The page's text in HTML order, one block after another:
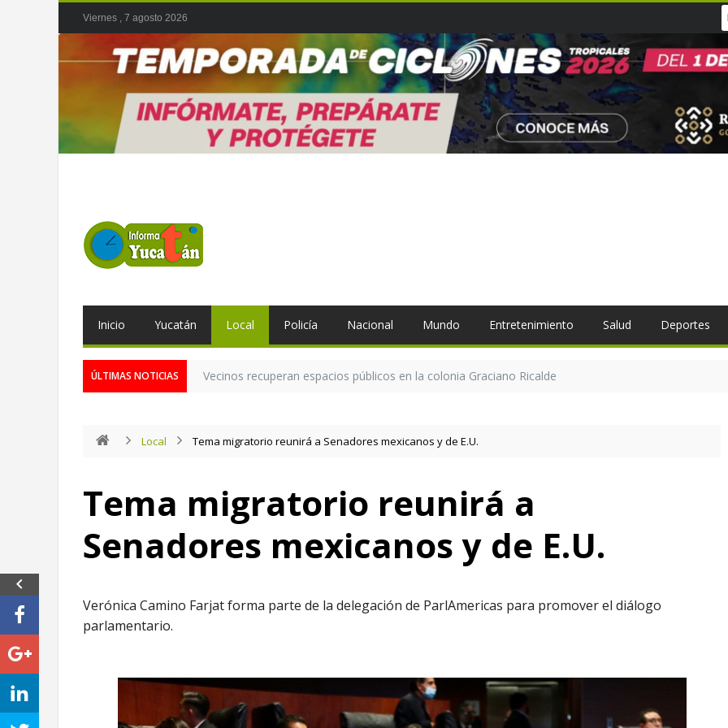
Viernes , 7 agosto 2026
Inicio Yucatán Local Policía Nacional Mundo Entretenimiento Salud Deportes
ÚLTIMAS NOTICIAS Vecinos recuperan espacios públicos en la colonia Graciano Ricalde
Local Tema migratorio reunirá a Senadores mexicanos y de E.U.
Tema migratorio reunirá a
Senadores mexicanos y de E.U.
Verónica Camino Farjat forma parte de la delegación de ParlAmericas para promover el diálogo
parlamentario.